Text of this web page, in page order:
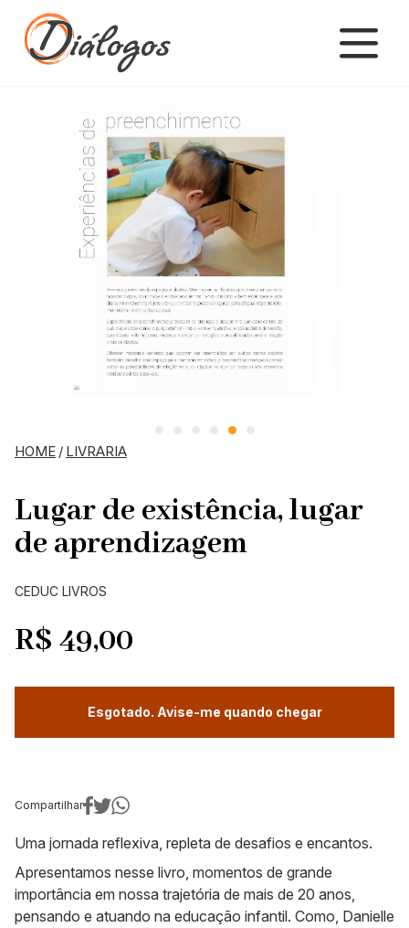
HOME / LIVRARIA
Uma jornada reflexiva, repleta de desafios e encantos.
Apresentamos nesse livro, momentos de grande
importância em nossa trajetória de mais de 20 anos,
pensando e atuando na educação infantil. Como, Danielle
Lugar de existência, lugar
de aprendizagem
CEDUC LIVROS
R$ 49,00
Esgotado. Avise-me quando chegar
Compartilhar